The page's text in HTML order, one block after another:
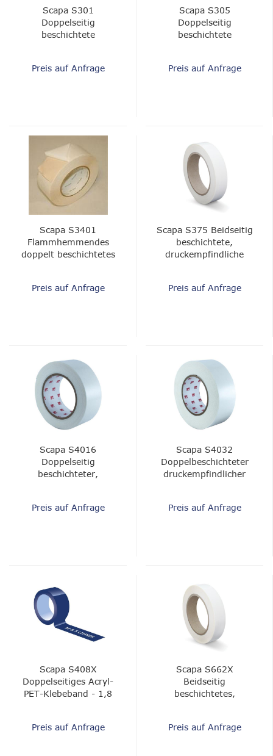
Scapa S301
Doppelseitig
beschichtete
Preis auf Anfrage
Scapa S305
Doppelseitig
beschichtete
Preis auf Anfrage
Scapa S3401
Flammhemmendes
doppelt beschichtetes
Preis auf Anfrage
Scapa S375 Beidseitig
beschichtete,
druckempfindliche
Preis auf Anfrage
Scapa S4016
Doppelseitig
beschichteter,
Preis auf Anfrage
Scapa S4032
Doppelbeschichteter
druckempfindlicher
Preis auf Anfrage
Scapa S408X
Doppelseitiges Acryl-
PET-Klebeband - 1,8
Preis auf Anfrage
Scapa S662X
Beidseitig
beschichtetes,
Preis auf Anfrage